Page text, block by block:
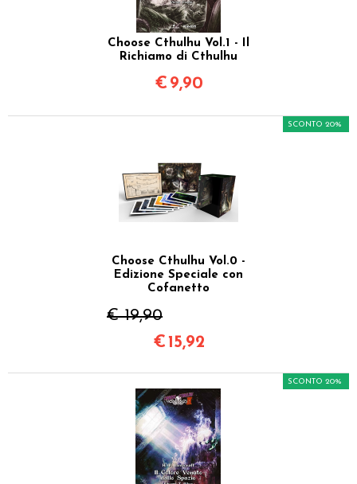
Choose Cthulhu Vol.1 - Il
Richiamo di Cthulhu
€ 9,90
Choose Cthulhu Vol.0 -
Edizione Speciale con
Cofanetto
€ 19,90
SCONTO 20%
€ 15,92
SCONTO 20%